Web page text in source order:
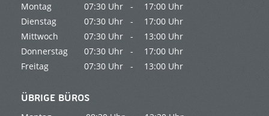
Montag 07:30 Uhr -
17:00 Uhr
Dienstag
07:30 Uhr -
17:00 Uhr
Mittwoch
07:30 Uhr -
13:00 Uhr
Donnerstag
07:30 Uhr -
17:00 Uhr
Freitag
07:30 Uhr - 13:00 Uhr
ÜBRIGE BÜROS